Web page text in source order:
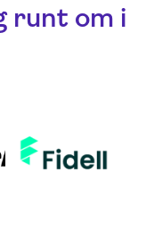
runt om i